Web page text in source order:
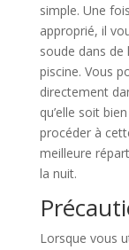
simple. Une
approprié, il
soude dans de
piscine. Vous
directement
qu’elle soit
procéder à
meilleure
la nuit.
Lorsque vous